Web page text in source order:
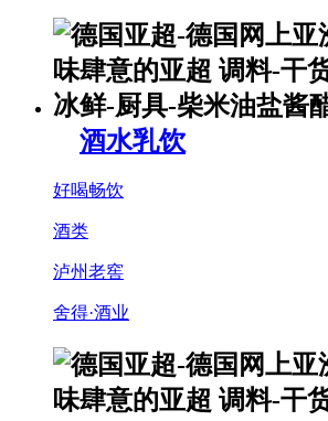
酒水乳饮
好喝畅饮
酒类
泸州老窖
舍得·酒业